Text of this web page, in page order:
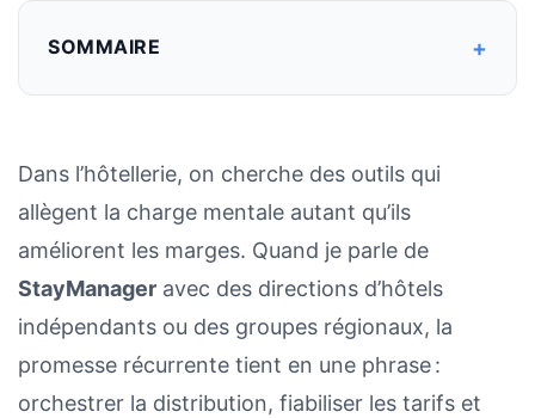
SOMMAIRE +
Dans l’hôtellerie, on cherche des outils qui
allègent la charge mentale autant qu’ils
améliorent les marges. Quand je parle de
StayManager avec des directions d’hôtels
indépendants ou des groupes régionaux, la
promesse récurrente tient en une phrase :
orchestrer la distribution, fiabiliser les tarifs et